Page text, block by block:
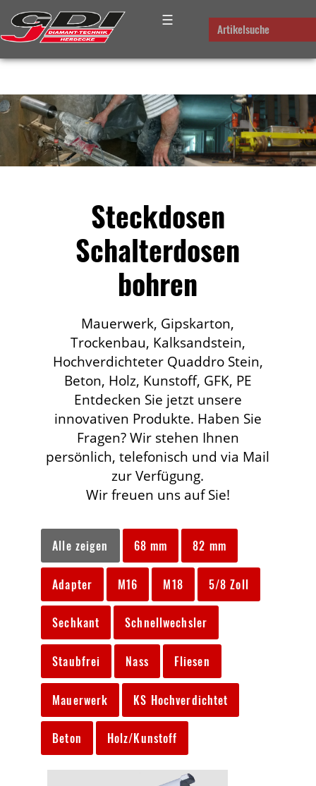
☰ Artikelsuche
Steckdosen
Schalterdosen
bohren
Mauerwerk, Gipskarton,
Trockenbau, Kalksandstein,
Hochverdichteter Quaddro Stein,
Beton, Holz, Kunstoff, GFK, PE
Entdecken Sie jetzt unsere
innovativen Produkte. Haben Sie
Fragen? Wir stehen Ihnen
persönlich, telefonisch und via Mail
zur Verfügung.
Wir freuen uns auf Sie!
Alle zeigen 68 mm 82 mm
Adapter M16 M18 5/8 Zoll
Sechkant Schnellwechsler
Staubfrei Nass Fliesen
Mauerwerk KS Hochverdichtet
Beton Holz/Kunstoff